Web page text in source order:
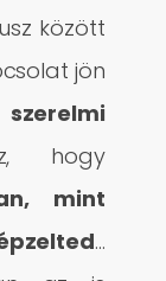
között
jön
hogy
mint
…